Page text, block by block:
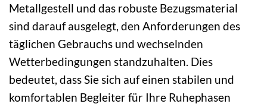
Metallgestell und das robuste Bezugsmaterial
sind darauf ausgelegt, den Anforderungen des
täglichen Gebrauchs und wechselnden
Wetterbedingungen standzuhalten. Dies
bedeutet, dass Sie sich auf einen stabilen und
komfortablen Begleiter für Ihre Ruhephasen